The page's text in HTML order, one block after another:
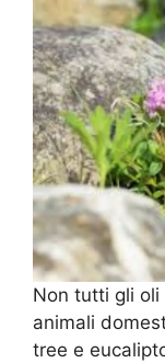
Non tutti gli
animali
tree e